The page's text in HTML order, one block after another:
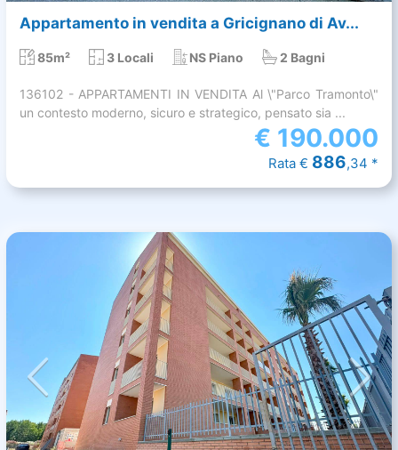
Appartamento in vendita a Gricignano di Av...
85m² 3 Locali NS Piano 2 Bagni
136102 - APPARTAMENTI IN VENDITA Al \"Parco Tramonto\"
un contesto moderno, sicuro e strategico, pensato sia ...
€ 190.000
Rata € 886,34 *